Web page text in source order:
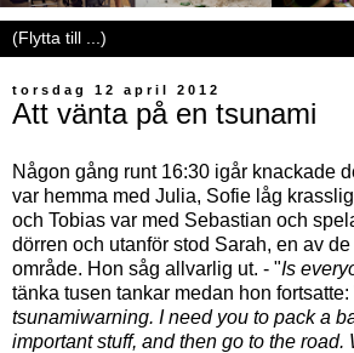
torsdag 12 april 2012
Att vänta på en tsunami
Någon gång runt 16:30 igår knackade
var hemma med Julia, Sofie låg
och Tobias var med Sebastian och
dörren och utanför stod Sarah, en av
område. Hon såg allvarlig ut. - "Is
tänka tusen tankar medan hon fortsatte:
tsunamiwarning. I need you to pack a
important stuff, and then go to the road.